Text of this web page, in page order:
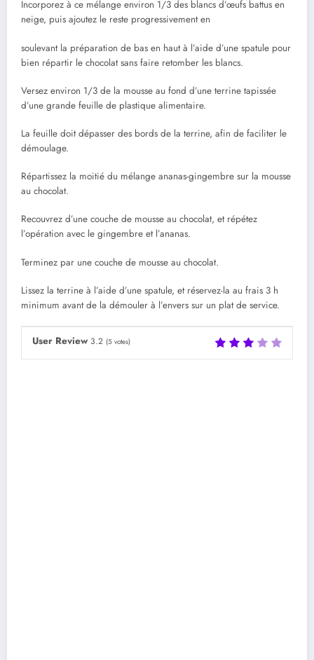
Incorporez à ce mélange environ 1/3 des blancs d’œufs battus en
neige, puis ajoutez le reste progressivement en
soulevant la préparation de bas en haut à l’aide d’une spatule pour
bien répartir le chocolat sans faire retomber les blancs.
Versez environ 1/3 de la mousse au fond d’une terrine tapissée
d’une grande feuille de plastique alimentaire.
La feuille doit dépasser des bords de la terrine, afin de faciliter le
démoulage.
Répartissez la moitié du mélange ananas-gingembre sur la mousse
au chocolat.
Recouvrez d’une couche de mousse au chocolat, et répétez
l’opération avec le gingembre et l’ananas.
Terminez par une couche de mousse au chocolat.
Lissez la terrine à l’aide d’une spatule, et réservez-la au frais 3 h
minimum avant de la démouler à l’envers sur un plat de service.
User Review 3.2 (5 votes)